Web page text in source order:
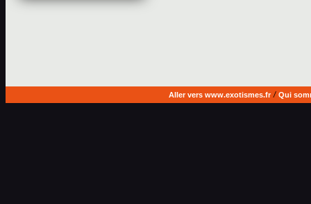
Aller vers www.exotismes.fr/ Qui